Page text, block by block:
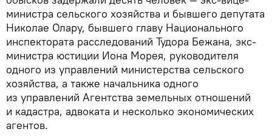
министра сельского хозяйства и бывшего депутата
Николае Олару, бывшего главу Национального
инспектората расследований Тудора Бежана, экс-
министра юстиции Иона Морея, руководителя
одного из управлений министерства сельского
хозяйства, а также начальника одного
из управлений Агентства земельных отношений
и кадастра, адвоката и несколько экономических
агентов.